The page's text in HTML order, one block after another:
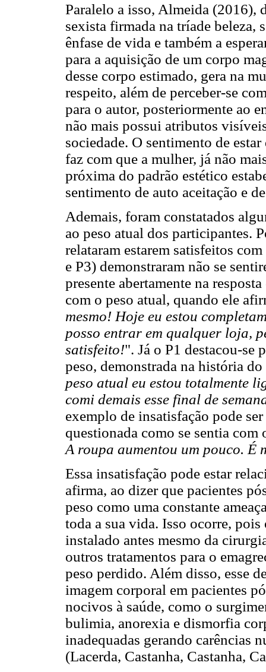
Paralelo a isso, Almeida (2016),
sexista firmada na tríade beleza,
ênfase de vida e também a
para a aquisição de um corpo
desse corpo estimado, gera na
respeito, além de perceber-se
para o autor, posteriormente ao
não mais possui atributos
sociedade. O sentimento de
faz com que a mulher, já não
próxima do padrão estético
sentimento de auto aceitação e
Ademais, foram constatados
ao peso atual dos participantes.
relataram estarem satisfeitos
e P3) demonstraram não se
presente abertamente na
com o peso atual, quando ele
mesmo! Hoje eu estou
posso entrar em qualquer loja,
satisfeito!". Já o P1 destacou-se
peso, demonstrada na história
peso atual eu estou totalmente
comi demais esse final de
exemplo de insatisfação pode
questionada como se sentia com
A roupa aumentou um pouco. É
Essa insatisfação pode estar
afirma, ao dizer que pacientes
peso como uma constante
toda a sua vida. Isso ocorre,
instalado antes mesmo da
outros tratamentos para o
peso perdido. Além disso, esse
imagem corporal em pacientes
nocivos à saúde, como o
bulimia, anorexia e dismorfia
inadequadas gerando carências
(Lacerda, Castanha, Castanha,